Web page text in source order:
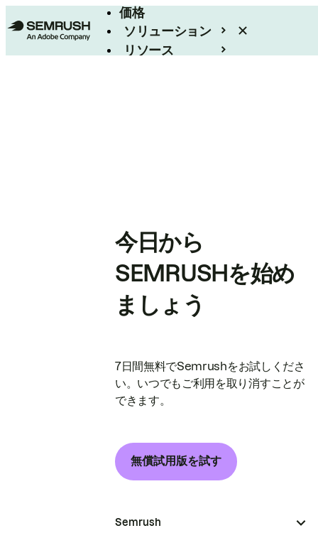
価格
ソリューション
リソース
今日から
SEMRUSHを始め
ましょう
7日間無料でSemrushをお試しくださ
い。いつでもご利用を取り消すことが
できます。
無償試用版を試す
Semrush